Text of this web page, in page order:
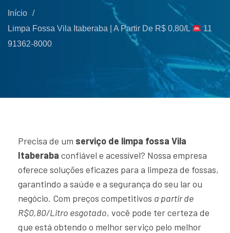
Início /
Limpa Fossa Vila Itaberaba | A Partir De R$ 0,80/L
11
91362-8000
Precisa de um serviço de limpa fossa Vila
Itaberaba confiável e acessível? Nossa empresa
oferece soluções eficazes para a limpeza de fossas,
garantindo a saúde e a segurança do seu lar ou
negócio. Com preços competitivos a partir de
R$0,80/Litro esgotado, você pode ter certeza de
que está obtendo o melhor serviço pelo melhor